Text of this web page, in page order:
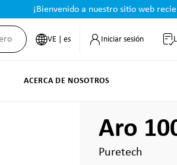
¡Bienvenido a nuestro sitio web
VE | es Iniciar sesión
ACERCA DE NOSOTROS
Aro
Puretech